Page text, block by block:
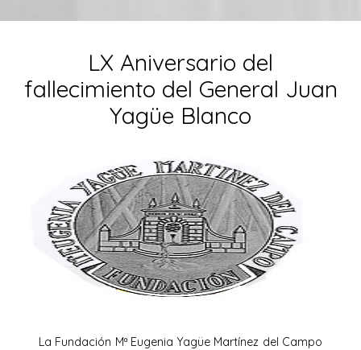
LX Aniversario del
fallecimiento del General Juan
Yagüe Blanco
La Fundación Mª Eugenia Yagüe Martínez del Campo